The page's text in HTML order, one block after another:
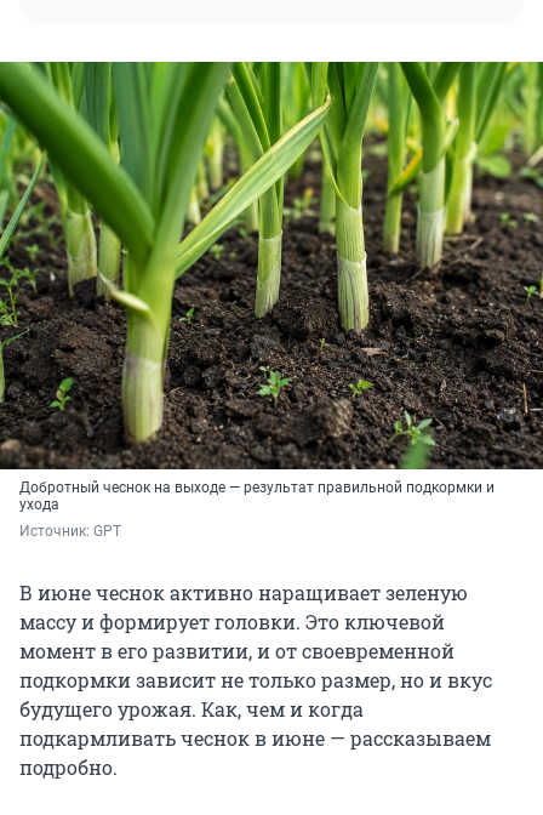
Добротный чеснок на выходе — результат правильной подкормки и
ухода
Источник: GPT
В июне чеснок активно наращивает зеленую
массу и формирует головки. Это ключевой
момент в его развитии, и от своевременной
подкормки зависит не только размер, но и вкус
будущего урожая. Как, чем и когда
подкармливать чеснок в июне — рассказываем
подробно.